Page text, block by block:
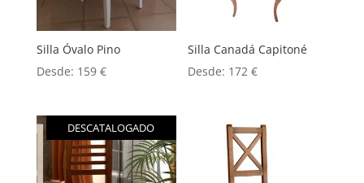
Silla Óvalo Pino
Desde: 159 €
Silla Canadá Capitoné
Desde: 172€
DESCATALOGADO